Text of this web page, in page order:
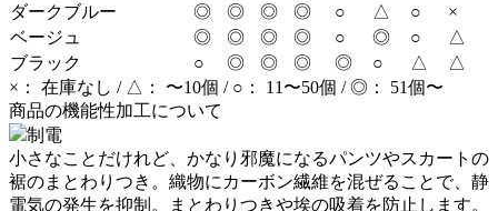
ダークブルー
◎ ◎ ◎ ◎ ○ △ ○
×
ベージュ
◎ ◎ ◎ ◎ ○ ◎ ○
△
ブラック
○ ◎ ◎ ◎ ◎ ○ △
△
×： 在庫なし / △： 〜10個 / ○： 11〜50個 / ◎： 51個〜
商品の機能性加工について
制電
小さなことだけれど、かなり邪魔になるパンツやスカートの
裾のまとわりつき。織物にカーボン繊維を混ぜることで、静
電気の発生を抑制。まとわりつきや埃の吸着を防止します。